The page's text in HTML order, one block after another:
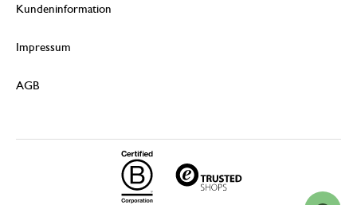
Kundeninformation
Impressum
AGB